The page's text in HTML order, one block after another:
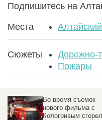
Подпишитесь на
Места
Сюжеты
Дорожно-
Пожары
Во время съемок
нового фильма с
Кологривым сгорел